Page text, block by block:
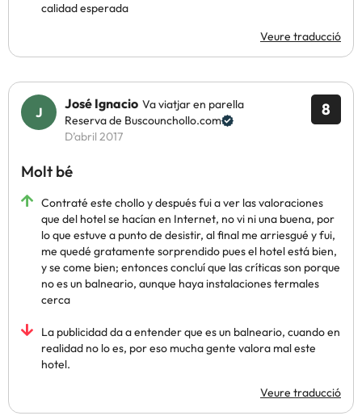
calidad esperada
Veure traducció
8
José Ignacio Va viatjar en parella
Reserva de Buscounchollo.com
D’abril 2017
Molt bé
Contraté este chollo y después fui a ver las valoraciones
que del hotel se hacían en Internet, no vi ni una buena, por
lo que estuve a punto de desistir, al final me arriesgué y fui,
me quedé gratamente sorprendido pues el hotel está bien,
y se come bien; entonces concluí que las críticas son porque
no es un balneario, aunque haya instalaciones termales
cerca
La publicidad da a entender que es un balneario, cuando en
realidad no lo es, por eso mucha gente valora mal este
hotel.
Veure traducció